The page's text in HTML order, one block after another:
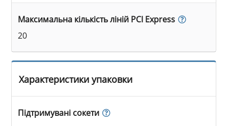
Максимальна кількість ліній PCI Express
20
Характеристики упаковки
Підтримувані сокети